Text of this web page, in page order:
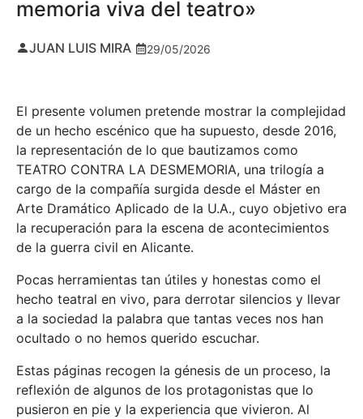
memoria viva del teatro»
JUAN LUIS MIRA 29/05/2026
El presente volumen pretende mostrar la complejidad
de un hecho escénico que ha supuesto, desde 2016,
la representación de lo que bautizamos como
TEATRO CONTRA LA DESMEMORIA, una trilogía a
cargo de la compañía surgida desde el Máster en
Arte Dramático Aplicado de la U.A., cuyo objetivo era
la recuperación para la escena de acontecimientos
de la guerra civil en Alicante.
Pocas herramientas tan útiles y honestas como el
hecho teatral en vivo, para derrotar silencios y llevar
a la sociedad la palabra que tantas veces nos han
ocultado o no hemos querido escuchar.
Estas páginas recogen la génesis de un proceso, la
reflexión de algunos de los protagonistas que lo
pusieron en pie y la experiencia que vivieron. Al